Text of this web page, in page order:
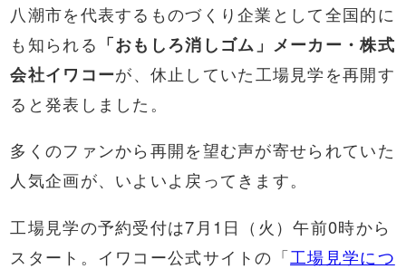
八潮市を代表するものづくり企業として全国的に
も知られる 「おもしろ消しゴム」メーカー・株式
会社イワコーが、休止していた工場見学を再開す
ると発表しました。
多くのファンから再開を望む声が寄せられていた
人気企画が、いよいよ戻ってきます。
工場見学の予約受付は7月1日（火）午前0時から
スタート。イワコー公式サイトの「工場見学につ